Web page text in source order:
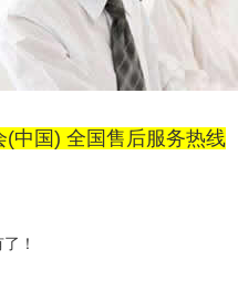
中国) 全国售后服务热线
！